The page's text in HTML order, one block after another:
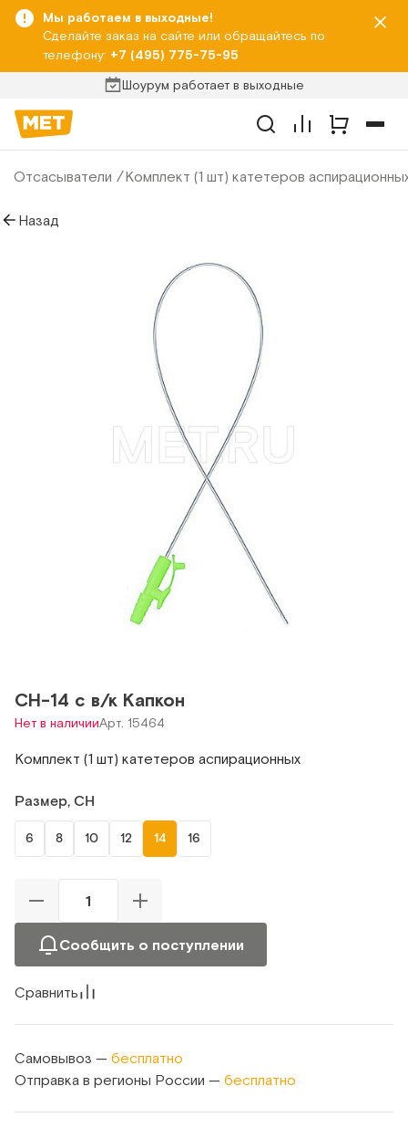
Мы работаем в выходные!
Сделайте заказ на сайте или обращайтесь по
телефону: +7 (495) 775-75-95
Шоурум работает в выходные
Отсасыватели Комплект (1 шт) катетеров
Назад
СН-14 с в/к Капкон
Нет в наличииАрт. 15464
Комплект (1 шт) катетеров аспирационных
Размер, CH
6 8 10 12 14 16
Сообщить о поступлении
Сравнить
Самовывоз — бесплатно
Отправка в регионы России — бесплатно